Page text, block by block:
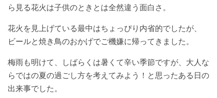
ら見る花火は子供のときとは全然違う面白さ。
花火を見上げている最中はちょっぴり内省的でしたが、
ビールと焼き鳥のおかげでご機嫌に帰ってきました。
梅雨も明けて、しばらくは暑くて辛い季節ですが、大人な
らではの夏の過ごし方を考えてみよう！と思ったある日の
出来事でした。